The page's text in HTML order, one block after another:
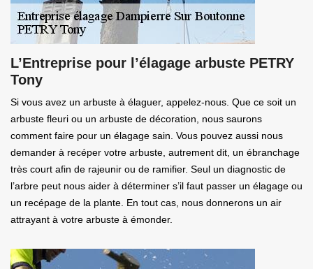
L’Entreprise pour l’élagage arbuste PETRY
Tony
Si vous avez un arbuste à élaguer, appelez-nous. Que ce soit un
arbuste fleuri ou un arbuste de décoration, nous saurons
comment faire pour un élagage sain. Vous pouvez aussi nous
demander à recéper votre arbuste, autrement dit, un ébranchage
très court afin de rajeunir ou de ramifier. Seul un diagnostic de
l’arbre peut nous aider à déterminer s’il faut passer un élagage ou
un recépage de la plante. En tout cas, nous donnerons un air
attrayant à votre arbuste à émonder.